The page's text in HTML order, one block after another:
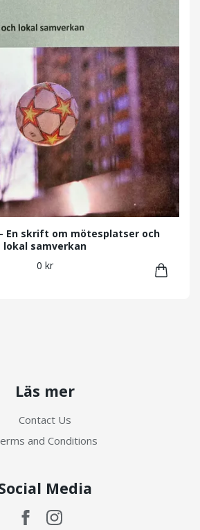
En skrift om mötesplatser och
lokal samverkan
0 kr
Läs mer
Contact Us
and Conditions
Media